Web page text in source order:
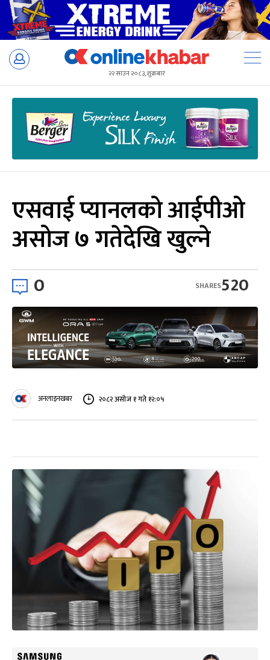
Skip
२२ साउन २०८३, शुक्रबार
एसवाई प्यानलको आईपीओ
असोज ७ गतेदेखि खुल्ने
0 520
SHARES
अनलाइनखबर २०८२ असोज १ गते १२:०५